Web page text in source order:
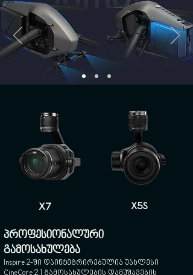
X7 X5S
პროფესიონალური
გამოსახულება
Inspire 2-ში დაინტეგრირებულია უახლესი